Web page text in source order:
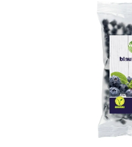
Bildergalerie überspringen